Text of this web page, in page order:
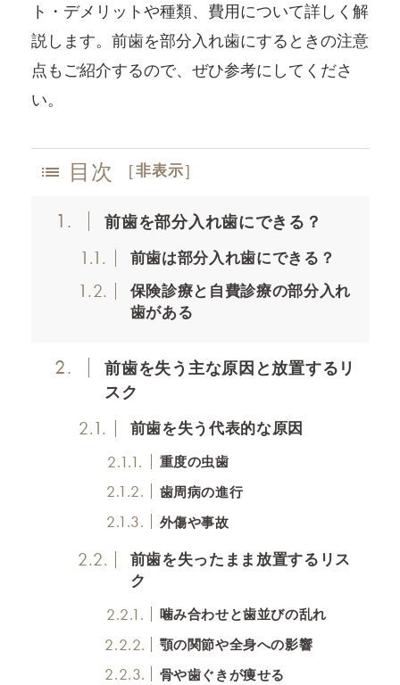
ト・デメリットや種類、費用について詳しく解
説します。前歯を部分入れ歯にするときの注意
点もご紹介するので、ぜひ参考にしてくださ
い。
目次 [非表示]
1. 前歯を部分入れ歯にできる？
1.1. 前歯は部分入れ歯にできる？
1.2.
保険診療と自費診療の部分入れ
歯がある
2.
前歯を失う主な原因と放置するリ
スク
2.1. 前歯を失う代表的な原因
2.1.1. 重度の虫歯
2.1.2. 歯周病の進行
2.1.3. 外傷や事故
2.2.
前歯を失ったまま放置するリス
ク
2.2.1. 噛み合わせと歯並びの乱れ
2.2.2. 顎の関節や全身への影響
2.2.3. 骨や歯ぐきが痩せる